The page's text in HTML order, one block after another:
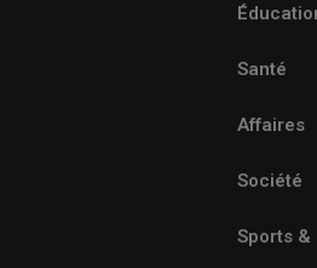
Santé
Affaires
Société
Sports &